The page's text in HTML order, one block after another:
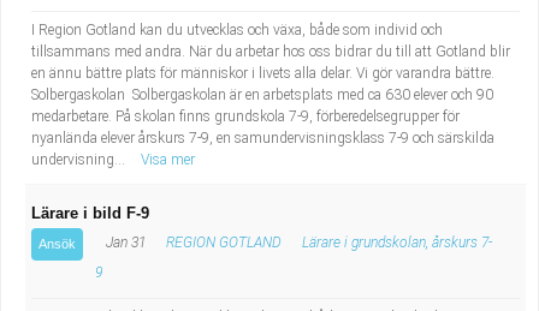
I Region Gotland kan du utvecklas och växa, både som individ och
tillsammans med andra. När du arbetar hos oss bidrar du till att Gotland blir
en ännu bättre plats för människor i livets alla delar. Vi gör varandra bättre.
Solbergaskolan Solbergaskolan är en arbetsplats med ca 630 elever och 90
medarbetare. På skolan finns grundskola 7-9, förberedelsegrupper för
nyanlända elever årskurs 7-9, en samundervisningsklass 7-9 och särskilda
undervisning...
Visa mer
Lärare i bild F-9
Ansök Jan 31 REGION GOTLAND
Lärare i grundskolan, årskurs 7-
9